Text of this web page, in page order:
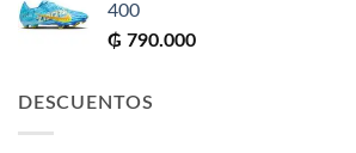
400
₲ 790.000
DESCUENTOS